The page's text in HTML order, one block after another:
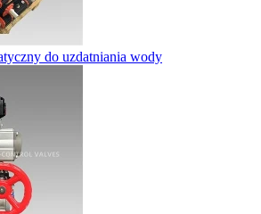
do uzdatniania wody